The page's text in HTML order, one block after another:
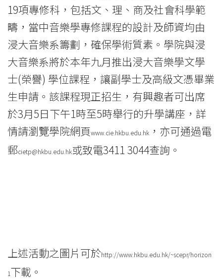
香
港
浸
會
大
學
19項專修科，包括文、理、商及社會科學範
疇，當中音樂學專修課程的設計及師資均由
浸大音樂系籌劃，確保學術質素。學院與浸
大音樂系將於本年九月推出浸大音樂學文學
士(榮譽) 學位課程，讓副學士及高級文憑畢業
生申請。該課程現正招生，有興趣者可出席
於3月5日下午1時至5時舉行的升學講座，詳
情請瀏覽學院網頁www.cie.hkbu.edu.hk ，亦可通過電
郵cietp@hkbu.edu.hk或致電3411 3044查詢。
上述活動之圖片可於http://www.hkbu.edu.hk/~scepr/horizon
1下載。